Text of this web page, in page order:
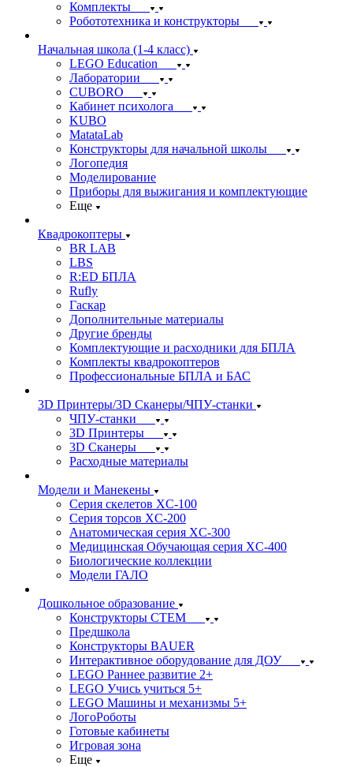
Комплекты
Робототехника и конструкторы
Начальная школа (1-4 класс)
LEGO Education
Лаборатории
CUBORO
Кабинет психолога
KUBO
MatataLab
Конструкторы для начальной школы
Логопедия
Моделирование
Приборы для выжигания и комплектующие
Еще
Квадрокоптеры
BR LAB
LBS
R:ED БПЛА
Rufly
Гаскар
Дополнительные материалы
Другие бренды
Комплектующие и расходники для БПЛА
Комплекты квадрокоптеров
Профессиональные БПЛА и БАС
3D Принтеры/3D Сканеры/ЧПУ-станки
ЧПУ-станки
3D Принтеры
3D Сканеры
Расходные материалы
Модели и Манекены
Серия скелетов XC-100
Серия торсов XC-200
Анатомическая серия XC-300
Медицинская Обучающая серия XC-400
Биологические коллекции
Модели ГАЛО
Дошкольное образование
Конструкторы СТЕМ
Предшкола
Конструкторы BAUER
Интерактивное оборудование для ДОУ
LEGO Раннее развитие 2+
LEGO Учись учиться 5+
LEGO Машины и механизмы 5+
ЛогоРоботы
Готовые кабинеты
Игровая зона
Еще